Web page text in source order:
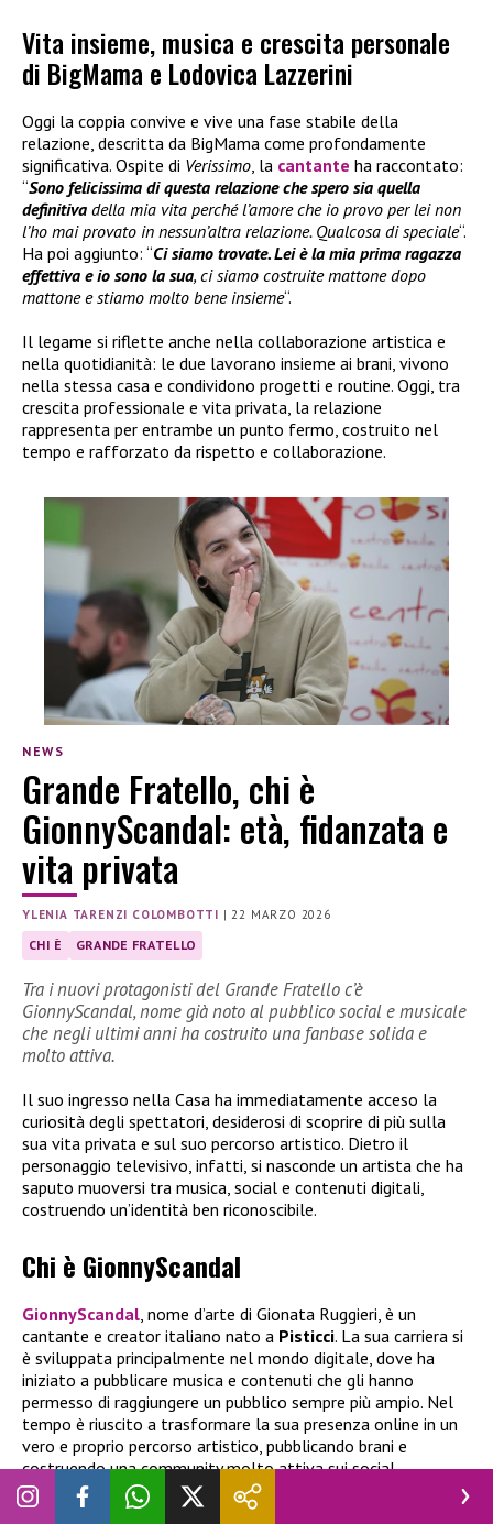
Vita insieme, musica e crescita personale
di BigMama e Lodovica Lazzerini
Oggi la coppia convive e vive una fase stabile della
relazione, descritta da BigMama come profondamente
significativa. Ospite di Verissimo, la cantante ha raccontato:
“Sono felicissima di questa relazione che spero sia quella
definitiva della mia vita perché l’amore che io provo per lei non
l’ho mai provato in nessun’altra relazione. Qualcosa di speciale“.
Ha poi aggiunto: “Ci siamo trovate. Lei è la mia prima ragazza
effettiva e io sono la sua, ci siamo costruite mattone dopo
mattone e stiamo molto bene insieme“.
Il legame si riflette anche nella collaborazione artistica e
nella quotidianità: le due lavorano insieme ai brani, vivono
nella stessa casa e condividono progetti e routine. Oggi, tra
crescita professionale e vita privata, la relazione
rappresenta per entrambe un punto fermo, costruito nel
tempo e rafforzato da rispetto e collaborazione.
NEWS
Grande Fratello, chi è
GionnyScandal: età, fidanzata e
vita privata
YLENIA TARENZI COLOMBOTTI |22 MARZO 2026
CHI È GRANDE FRATELLO
Tra i nuovi protagonisti del Grande Fratello c’è
GionnyScandal, nome già noto al pubblico social e musicale
che negli ultimi anni ha costruito una fanbase solida e
molto attiva.
Il suo ingresso nella Casa ha immediatamente acceso la
curiosità degli spettatori, desiderosi di scoprire di più sulla
sua vita privata e sul suo percorso artistico. Dietro il
personaggio televisivo, infatti, si nasconde un artista che ha
saputo muoversi tra musica, social e contenuti digitali,
costruendo un’identità ben riconoscibile.
Chi è GionnyScandal
GionnyScandal , nome d’arte di Gionata Ruggieri, è un
cantante e creator italiano nato a Pisticci. La sua carriera si
è sviluppata principalmente nel mondo digitale, dove ha
iniziato a pubblicare musica e contenuti che gli hanno
permesso di raggiungere un pubblico sempre più ampio. Nel
tempo è riuscito a trasformare la sua presenza online in un
vero e proprio percorso artistico, pubblicando brani e
costruendo una community molto attiva sui social.